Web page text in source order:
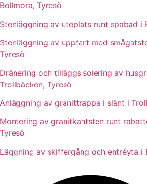
Bollmora, Tyresö
Stenläggning av uteplats runt spabad i
Stenläggning av uppfart med
Tyresö
Dränering och tilläggsisolering av
Trollbäcken, Tyresö
Anläggning av granittrappa i slänt i
Montering av granitkantsten runt
Tyresö
Läggning av skiffergång och entréyta i